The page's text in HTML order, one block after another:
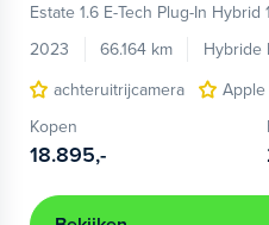
Estate 1.6 E-Tech Plug-In Hybrid
2023
66.164 km Hybride
achteruitrijcamera
Kopen
18.895,-